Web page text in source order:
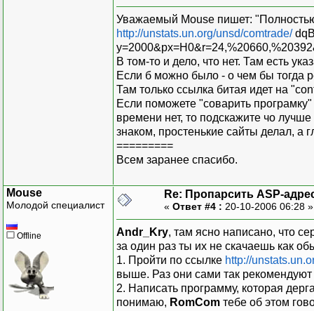
Уважаемый Mouse пишет:
http://unstats.un.org/unsd/comtrade/
В том-то и дело, что нет. Там есть
Если б можно было - о чем бы тогда
Там только ссылка битая идет на
Если поможете "соварить
времени нет, то подскажите чо
знаком, простенькие сайты делал, а
=========
Всем заранее спасибо.
Mouse
Молодой специалист
Offline
Re: Пропарсить ASP-
« Ответ #4 : 20-10-2006 06:28
Andr_Kry, там ясно написано, что
за один раз ты их не скачаешь как
1. Пройти по ссылке http://
выше. Раз они сами так
2. Написать программу, которая
понимаю, RomCom тебе об этом